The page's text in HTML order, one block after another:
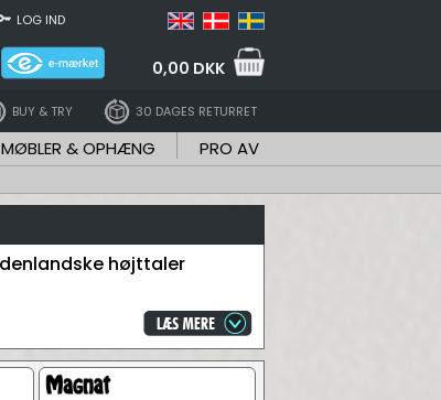
LOG IND
0,00 DKK
BUY & TRY 30 DAGES RETURRET
& OPHÆNG PRO AV
højttaler